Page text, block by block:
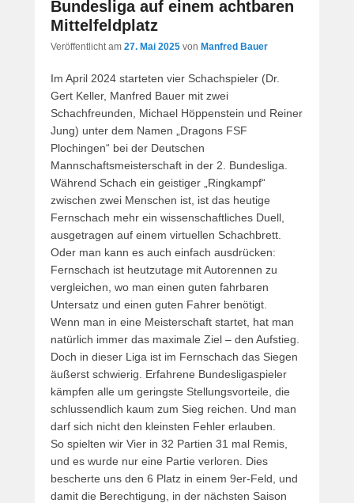
Bundesliga auf einem achtbaren
Mittelfeldplatz
Veröffentlicht am 27. Mai 2025 von Manfred Bauer
Im April 2024 starteten vier Schachspieler (Dr.
Gert Keller, Manfred Bauer mit zwei
Schachfreunden, Michael Höppenstein und Reiner
Jung) unter dem Namen „Dragons FSF
Plochingen“ bei der Deutschen
Mannschaftsmeisterschaft in der 2. Bundesliga.
Während Schach ein geistiger „Ringkampf“
zwischen zwei Menschen ist, ist das heutige
Fernschach mehr ein wissenschaftliches Duell,
ausgetragen auf einem virtuellen Schachbrett.
Oder man kann es auch einfach ausdrücken:
Fernschach ist heutzutage mit Autorennen zu
vergleichen, wo man einen guten fahrbaren
Untersatz und einen guten Fahrer benötigt.
Wenn man in eine Meisterschaft startet, hat man
natürlich immer das maximale Ziel – den Aufstieg.
Doch in dieser Liga ist im Fernschach das Siegen
äußerst schwierig. Erfahrene Bundesligaspieler
kämpfen alle um geringste Stellungsvorteile, die
schlussendlich kaum zum Sieg reichen. Und man
darf sich nicht den kleinsten Fehler erlauben.
So spielten wir Vier in 32 Partien 31 mal Remis,
und es wurde nur eine Partie verloren. Dies
bescherte uns den 6 Platz in einem 9er-Feld, und
damit die Berechtigung, in der nächsten Saison